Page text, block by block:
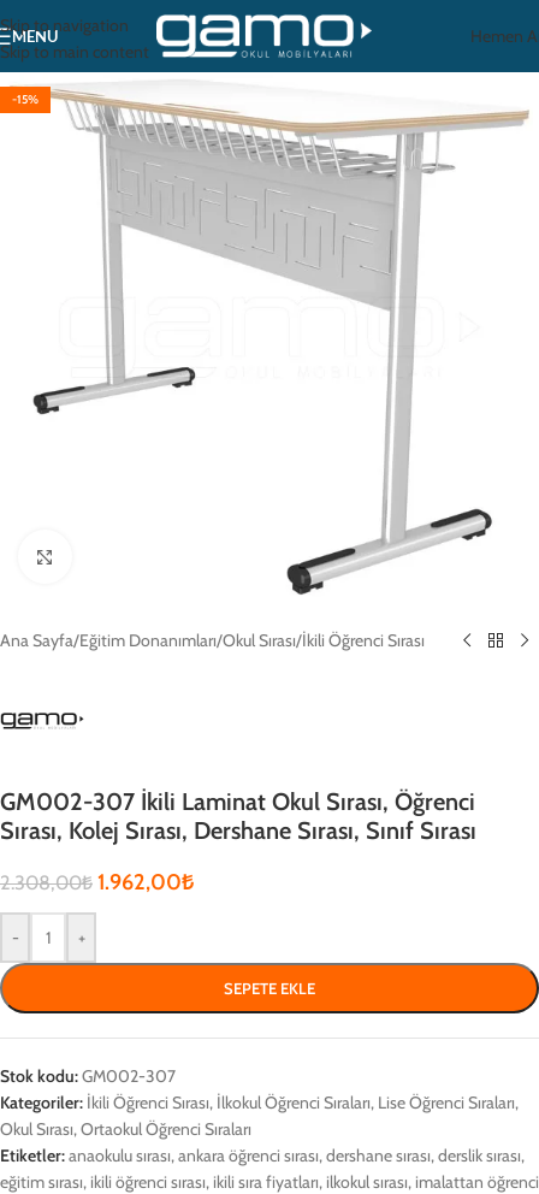
Skip to navigation
Skip to main content
MENU Hemen
-15%
Ana Sayfa/Eğitim Donanımları/Okul Sırası/İkili Öğrenci Sırası
GM002-307 İkili Laminat Okul Sırası, Öğrenci
Sırası, Kolej Sırası, Dershane Sırası, Sınıf Sırası
2.308,00₺ 1.962,00₺
- +
SEPETE EKLE
Stok kodu:GM002-307
Kategoriler: İkili Öğrenci Sırası, İlkokul Öğrenci Sıraları, Lise Öğrenci Sıraları,
Okul Sırası,Ortaokul Öğrenci Sıraları
Etiketler:anaokulu sırası,ankara öğrenci sırası,dershane sırası,derslik sırası,
eğitim sırası, ikili öğrenci sırası, ikili sıra fiyatları, ilkokul sırası, imalattan öğrenci